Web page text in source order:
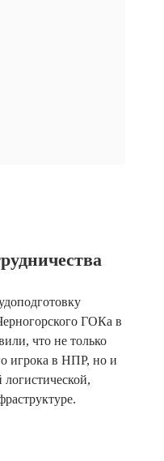
ГОКа в
что не только
игрока в НПР, но и
логистической,